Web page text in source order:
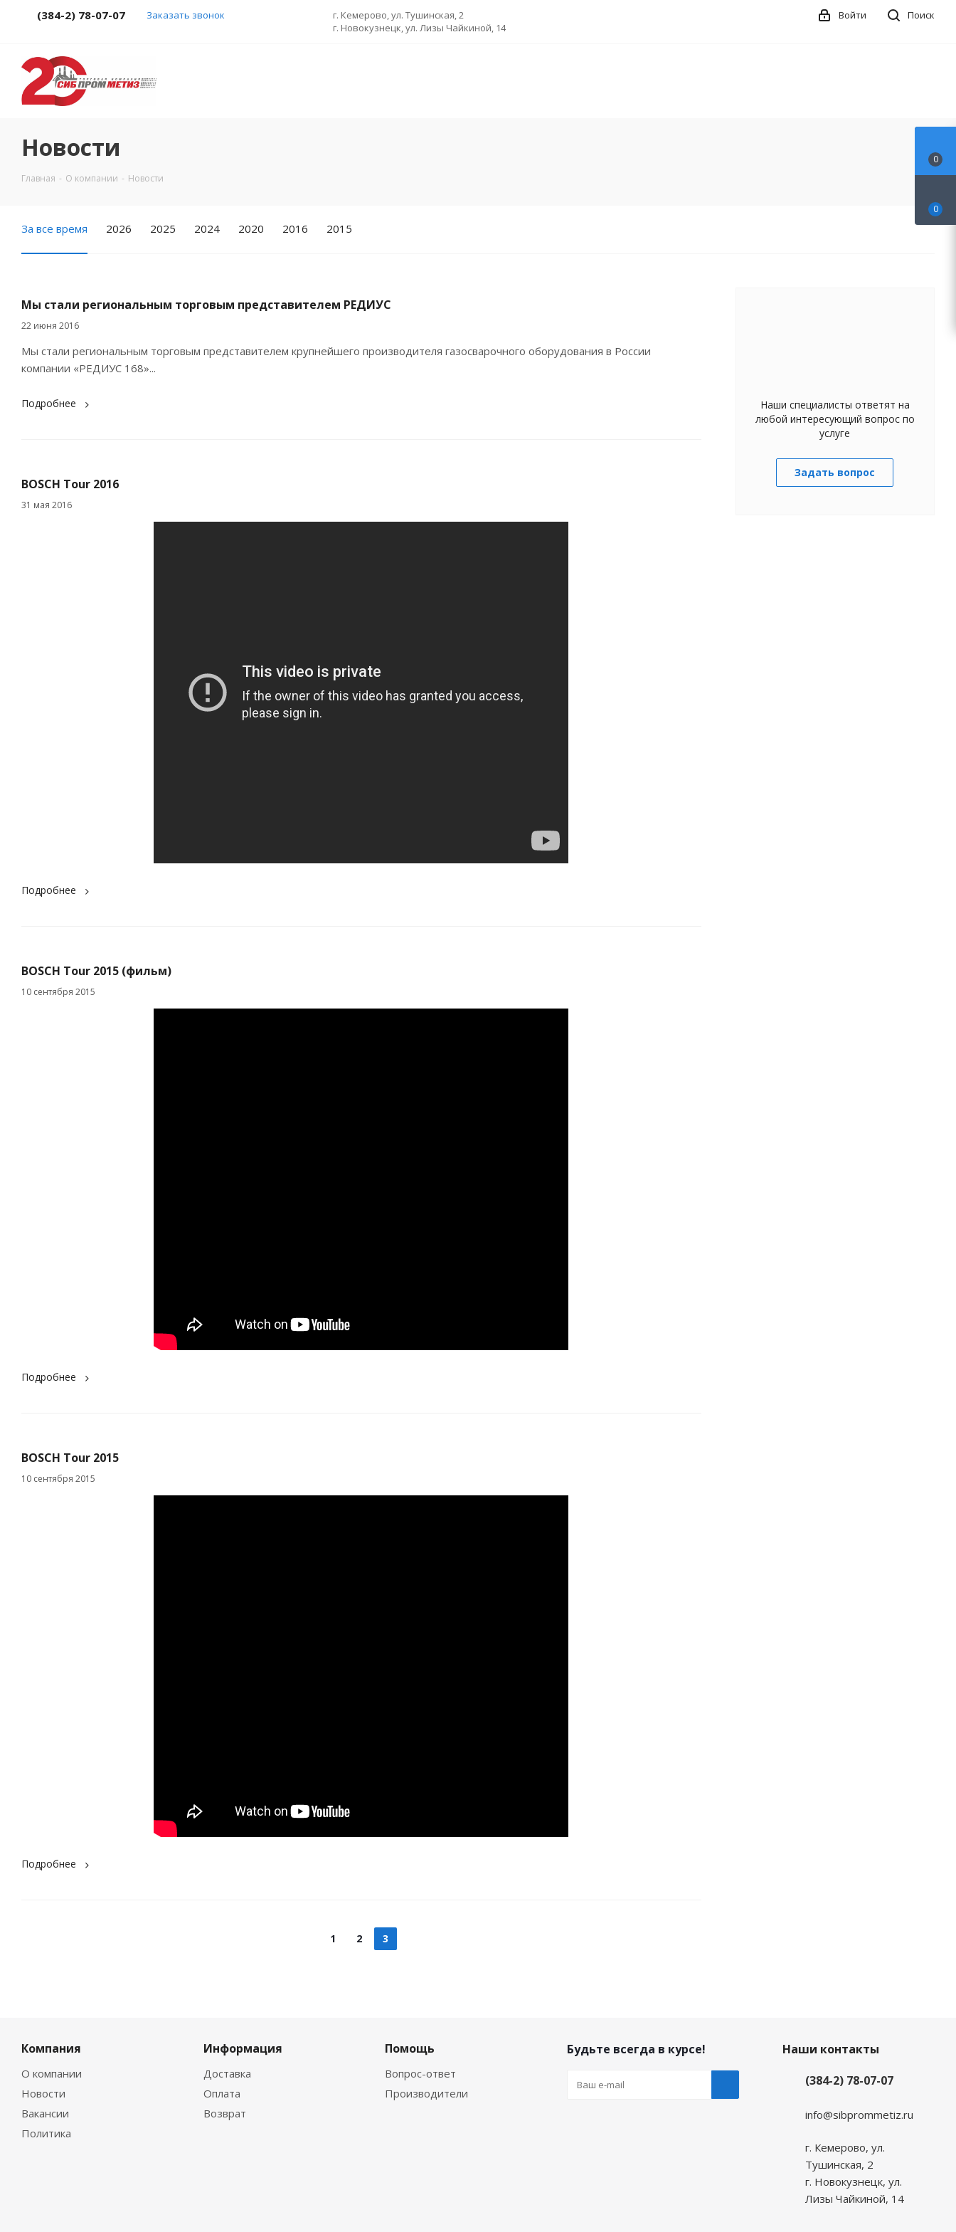
(384-2) 78-07-07 Заказать звонок
г. Кемерово, ул. Тушинская, 2
г. Новокузнецк, ул. Лизы Чайкиной, 14
Поиск
Войти
Новости
Главная - О компании - Новости
За все время 2026 2025 2024 2020 2016 2015
Мы стали региональным торговым представителем РЕДИУС
22 июня 2016
Мы стали региональным торговым представителем крупнейшего производителя газосварочного оборудования в России
компании «РЕДИУС 168»...
Подробнее
BOSCH Tour 2016
31 мая 2016
Подробнее
BOSCH Tour 2015 (фильм)
10 сентября 2015
Подробнее
BOSCH Tour 2015
10 сентября 2015
Подробнее
1 2 3
Наши специалисты ответят на
любой интересующий вопрос по
услуге
Задать вопрос
Компания
О компании
Новости
Вакансии
Политика
Информация
Доставка
Оплата
Возврат
Помощь
Вопрос-ответ
Производители
Будьте всегда в курсе!
Наши контакты
(384-2) 78-07-07
info@sibprommetiz.ru
г. Кемерово, ул.
Тушинская, 2
г. Новокузнецк, ул.
Лизы Чайкиной, 14
0
0